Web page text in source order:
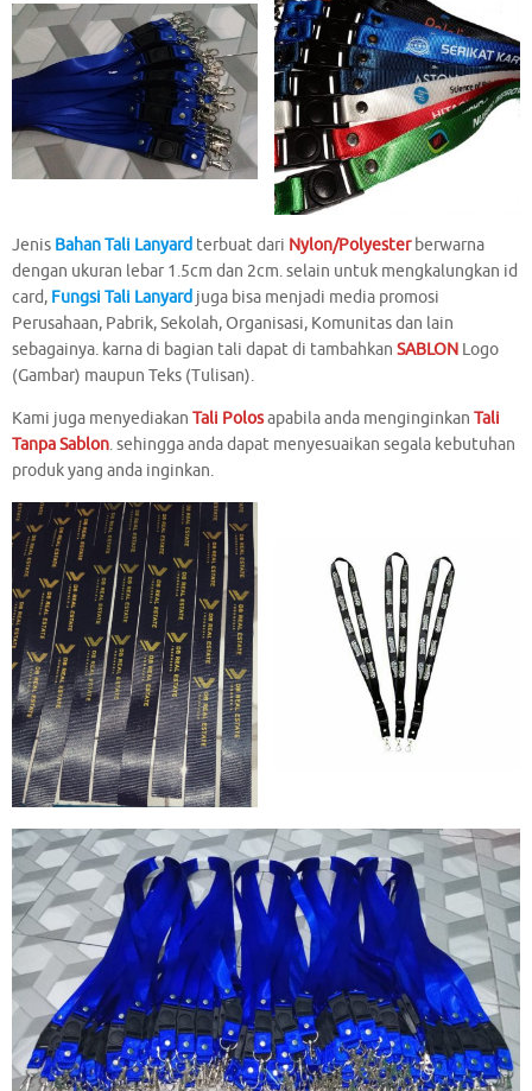
Jenis Bahan Tali Lanyard terbuat dari Nylon/Polyesterberwarna
dengan ukuran lebar 1.5cm dan 2cm. selain untuk mengkalungkan id
card, Fungsi Tali Lanyard juga bisa menjadi media promosi
Perusahaan, Pabrik, Sekolah, Organisasi, Komunitas dan lain
sebagainya. karna di bagian tali dapat di tambahkan SABLON Logo
(Gambar) maupun Teks (Tulisan).
Kami juga menyediakan Tali Polosapabila anda menginginkan Tali
Tanpa Sablon. sehingga anda dapat menyesuaikan segala kebutuhan
produk yang anda inginkan.